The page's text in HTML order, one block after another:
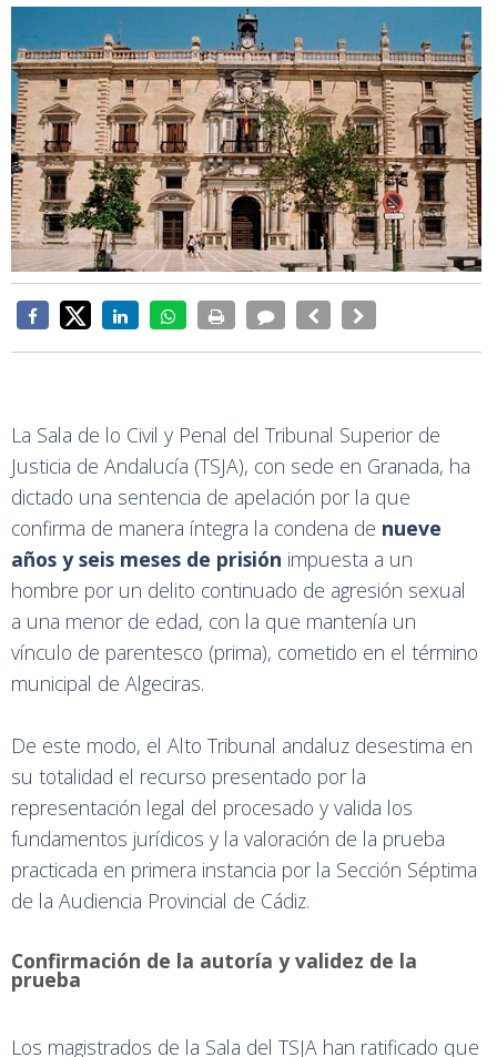
La Sala de lo Civil y Penal del Tribunal Superior de
Justicia de Andalucía (TSJA), con sede en Granada, ha
dictado una sentencia de apelación por la que
confirma de manera íntegra la condena de nueve
años y seis meses de prisión impuesta a un
hombre por un delito continuado de agresión sexual
a una menor de edad, con la que mantenía un
vínculo de parentesco (prima), cometido en el término
municipal de Algeciras.
De este modo, el Alto Tribunal andaluz desestima en
su totalidad el recurso presentado por la
representación legal del procesado y valida los
fundamentos jurídicos y la valoración de la prueba
practicada en primera instancia por la Sección Séptima
de la Audiencia Provincial de Cádiz.
Confirmación de la autoría y validez de la
prueba
Los magistrados de la Sala del TSJA han ratificado que